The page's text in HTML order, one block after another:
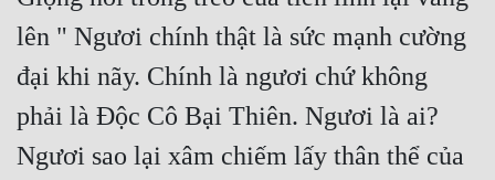
Đẹp
Đẹp Hiệp
Tính Cách Nhân Vật :
lên " Ngươi chính thật là sức mạnh cường
đại khi nãy. Chính là ngươi chứ không
phải là Độc Cô Bại Thiên. Ngươi là ai?
Ngươi sao lại xâm chiếm lấy thân thể của